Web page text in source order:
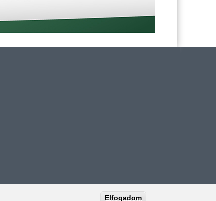
Elfogadom